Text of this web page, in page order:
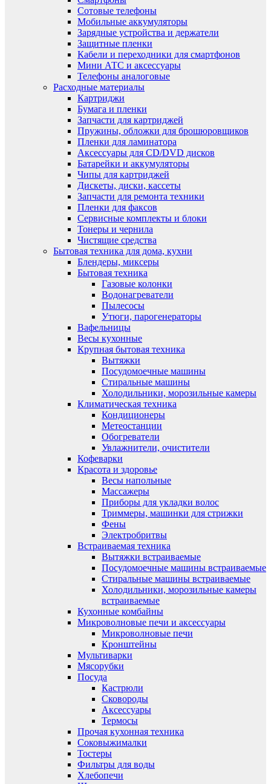
Сотовые телефоны
Мобильные аккумуляторы
Зарядные устройства и держатели
Защитные пленки
Кабели и переходники для смартфонов
Мини АТС и аксессуары
Телефоны аналоговые
Расходные материалы
Картриджи
Бумага и пленки
Запчасти для картриджей
Пружины, обложки для брошюровщиков
Пленки для ламинатора
Аксессуары для CD/DVD дисков
Батарейки и аккумуляторы
Чипы для картриджей
Дискеты, диски, кассеты
Запчасти для ремонта техники
Пленки для факсов
Сервисные комплекты и блоки
Тонеры и чернила
Чистящие средства
Бытовая техника для дома, кухни
Блендеры, миксеры
Бытовая техника
Газовые колонки
Водонагреватели
Пылесосы
Утюги, парогенераторы
Вафельницы
Весы кухонные
Крупная бытовая техника
Вытяжки
Посудомоечные машины
Стиральные машины
Холодильники, морозильные камеры
Климатическая техника
Кондиционеры
Метеостанции
Обогреватели
Увлажнители, очистители
Кофеварки
Красота и здоровье
Весы напольные
Массажеры
Приборы для укладки волос
Триммеры, машинки для стрижки
Фены
Электробритвы
Встраиваемая техника
Вытяжки встраиваемые
Посудомоечные машины встраиваемые
Стиральные машины встраиваемые
Холодильники, морозильные камеры
встраиваемые
Кухонные комбайны
Микроволновые печи и аксессуары
Микроволновые печи
Кронштейны
Мультиварки
Мясорубки
Посуда
Кастрюли
Сковороды
Аксессуары
Термосы
Прочая кухонная техника
Соковыжималки
Тостеры
Фильтры для воды
Хлебопечи